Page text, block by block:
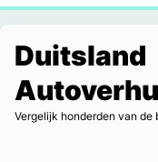
Duitsland
Vergelijk honderden van de